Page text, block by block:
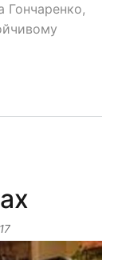
Гончаренко,